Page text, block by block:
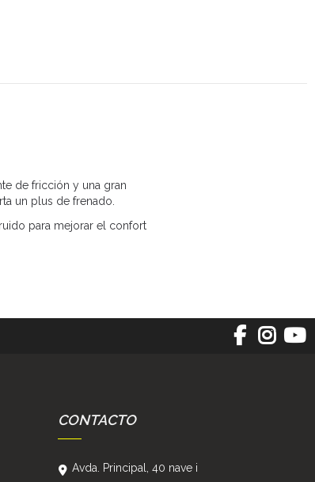
de fricción y una gran
un plus de frenado.
para mejorar el confort
CONTACTO
Avda. Principal, 40 nave i